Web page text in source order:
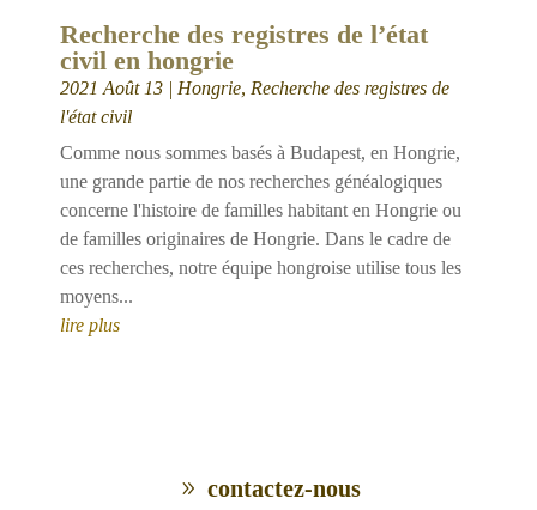
Recherche des registres de l’état
civil en hongrie
2021 Août 13 | Hongrie, Recherche des registres de
l'état civil
Comme nous sommes basés à Budapest, en Hongrie,
une grande partie de nos recherches généalogiques
concerne l'histoire de familles habitant en Hongrie ou
de familles originaires de Hongrie. Dans le cadre de
ces recherches, notre équipe hongroise utilise tous les
moyens...
lire plus
contactez-nous